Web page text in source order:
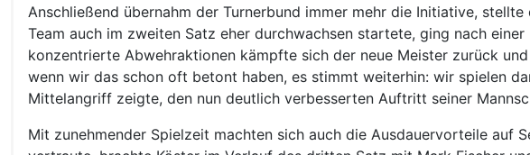
Anschließend übernahm der Turnerbund immer mehr die Initiative,
Team auch im zweiten Satz eher durchwachsen startete, ging nach
konzentrierte Abwehraktionen kämpfte sich der neue Meister zurück
wenn wir das schon oft betont haben, es stimmt weiterhin: wir spielen
Mittelangriff zeigte, den nun deutlich verbesserten Auftritt seiner
Mit zunehmender Spielzeit machten sich auch die Ausdauervorteile auf